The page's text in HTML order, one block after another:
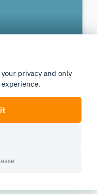
とテクニッ
で利用可能になり
の指標
privacy and only